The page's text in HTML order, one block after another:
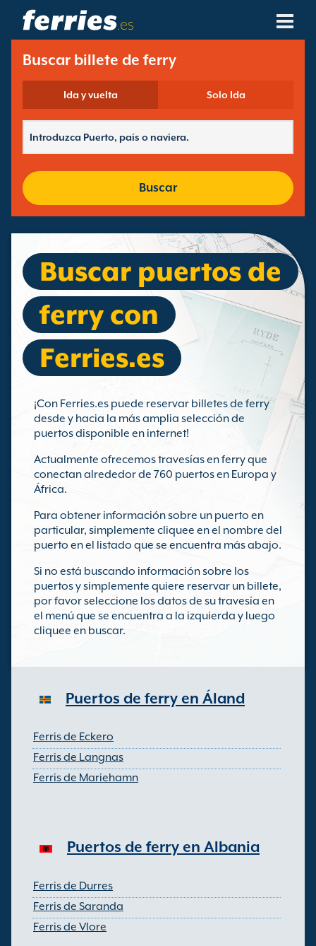
.es
Compañías Navieras
Destinos De Ferries
Rutas De Ferry
Gestión De Reservas
Buscar billete de ferry
Ida y vuelta Solo Ida
Buscar
Buscar puertos de
ferry con
Ferries.es
¡Con Ferries.es puede reservar billetes de ferry
desde y hacia la más amplia selección de
puertos disponible en internet!
Actualmente ofrecemos travesías en ferry que
conectan alrededor de 760 puertos en Europa y
África.
Para obtener información sobre un puerto en
particular, simplemente cliquee en el nombre del
puerto en el listado que se encuentra más abajo.
Si no está buscando información sobre los
puertos y simplemente quiere reservar un billete,
por favor seleccione los datos de su travesía en
el menú que se encuentra a la izquierda y luego
cliquee en buscar.
Puertos de ferry en Áland
Ferris de Eckero
Ferris de Langnas
Ferris de Mariehamn
Puertos de ferry en Albania
Ferris de Durres
Ferris de Saranda
Ferris de Vlore